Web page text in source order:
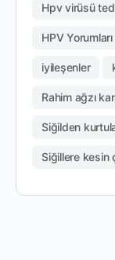
Hpv virüsü
HPV Yorumları
iyileşenler
Rahim ağzı
Siğilden
Siğillere kesin